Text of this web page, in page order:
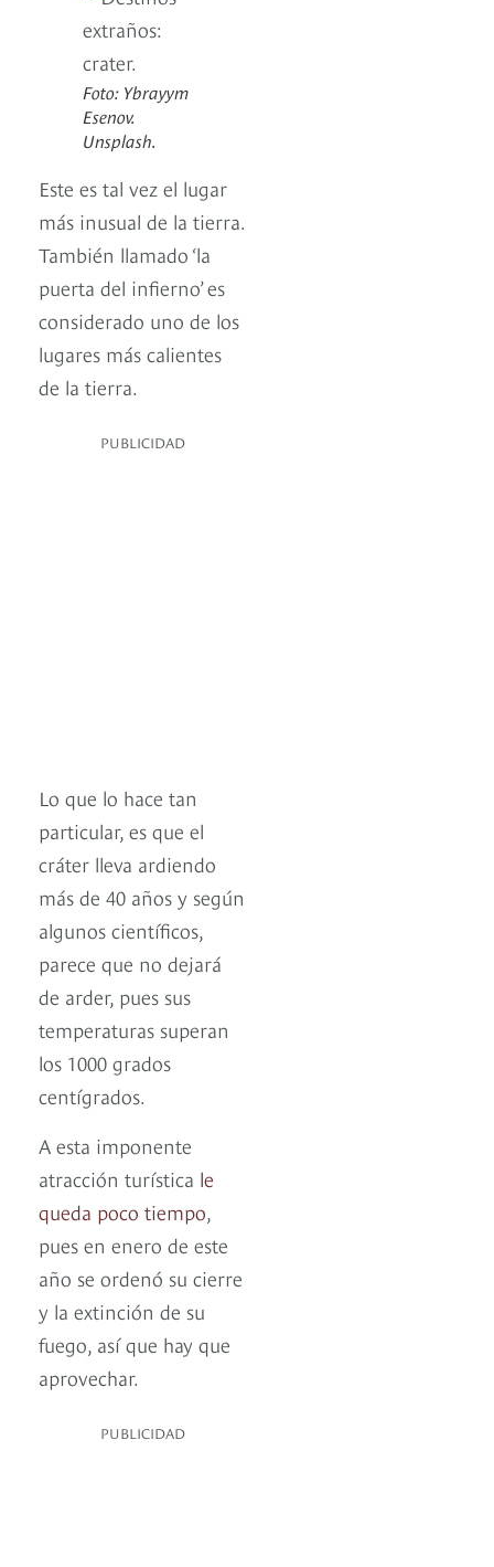
Foto: Ybrayym
Esenov.
Unsplash.
Este es tal vez el lugar
más inusual de la tierra.
También llamado ‘la
puerta del infierno’ es
considerado uno de los
lugares más calientes
de la tierra.
PUBLICIDAD
Lo que lo hace tan
particular, es que el
cráter lleva ardiendo
más de 40 años y según
algunos científicos,
parece que no dejará
de arder, pues sus
temperaturas superan
los 1000 grados
centígrados.
A esta imponente
atracción turística le
queda poco tiempo
pues en enero de este
año se ordenó su cierre
y la extinción de su
fuego, así que hay que
aprovechar.
PUBLICIDAD